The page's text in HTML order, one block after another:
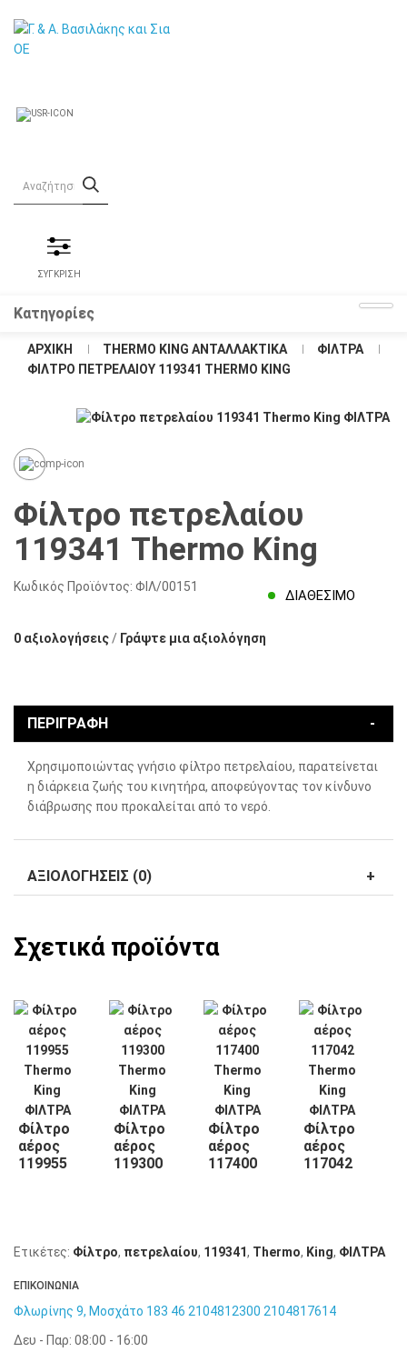
ΣΥΓΚΡΙΣΗ
Κατηγορίες
ΑΡΧΙΚΉ THERMO KING ΑΝΤΑΛΛΑΚΤΙΚΑ
ΦΙΛΤΡΑ
ΦΊΛΤΡΟ ΠΕΤΡΕΛΑΊΟΥ 119341 THERMO KING
Φίλτρο πετρελαίου
119341 Thermo King
Κωδικός Προϊόντος: ΦΙΛ/00151
ΔΙΑΘΈΣΙΜΟ
0 αξιολογήσεις/ Γράψτε μια αξιολόγηση
ΠΕΡΙΓΡΑΦΉ
Χρησιμοποιώντας γνήσιο φίλτρο πετρελαίου, παρατείνεται
η διάρκεια ζωής του κινητήρα, αποφεύγοντας τον κίνδυνο
διάβρωσης που προκαλείται από το νερό.
ΑΞΙΟΛΟΓΉΣΕΙΣ (0)
Σχετικά προϊόντα
Φίλτρο
αέρος
119955
Φίλτρο
αέρος
119300
Φίλτρο
αέρος
117400
Φίλτρο
αέρος
117042
Ετικέτες: Φίλτρο, πετρελαίου, 119341, Thermo, King, ΦΙΛΤΡΑ
ΕΠΙΚΟΙΝΩΝΙΑ
Φλωρίνης 9, Μοσχάτο 183 46 2104812300 2104817614
Δευ - Παρ: 08:00 - 16:00